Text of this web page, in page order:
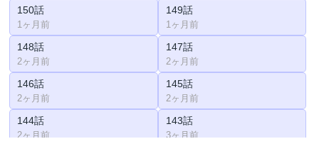
150話
1ヶ月前
149話
1ヶ月前
148話
2ヶ月前
147話
2ヶ月前
146話
2ヶ月前
145話
2ヶ月前
144話
2ヶ月前
143話
3ヶ月前